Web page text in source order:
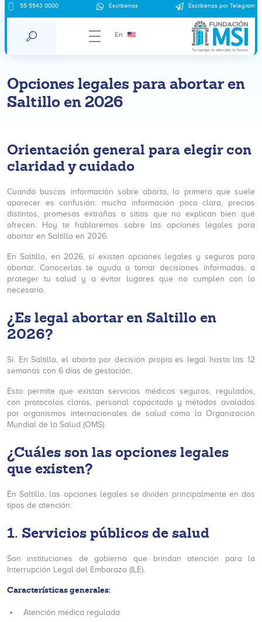
55 5543 0000 Escríbenos Escríbenos por Telegram
En
Opciones legales para abortar en
Saltillo en 2026
Orientación general para elegir con
claridad y cuidado
Cuando buscas información sobre aborto, lo primero que suele
aparecer es confusión: mucha información poco clara, precios
distintos, promesas extrañas o sitios que no explican bien qué
ofrecen. Hoy te hablaremos sobre las opciones legales para
abortar en Saltillo en 2026.
En Saltillo, en 2026, sí existen opciones legales y seguras para
abortar. Conocerlas te ayuda a tomar decisiones informadas, a
proteger tu salud y a evitar lugares que no cumplen con lo
necesario.
¿Es legal abortar en Saltillo en
2026?
Sí. En Saltillo, el aborto por decisión propia es legal hasta las 12
semanas con 6 días de gestación.
Esto permite que existan servicios médicos seguros, regulados,
con protocolos claros, personal capacitado y métodos avalados
por organismos internacionales de salud como la Organización
Mundial de la Salud (OMS).
¿Cuáles son las opciones legales
que existen?
En Saltillo, las opciones legales se dividen principalmente en dos
tipos de atención:
1. Servicios públicos de salud
Son instituciones de gobierno que brindan atención para la
Interrupción Legal del Embarazo (ILE).
Características generales:
Atención médica regulada